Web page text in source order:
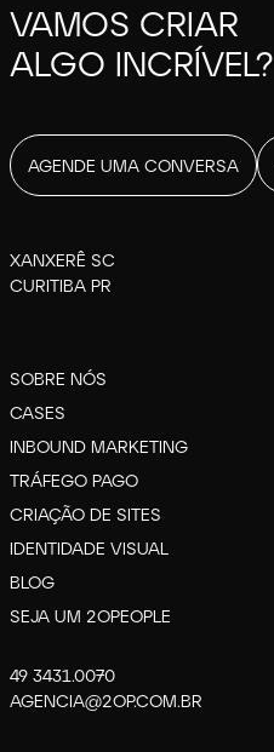
VAMOS CRIAR
ALGO INCRÍVEL?
AGENDE UMA CONVERSA
XANXERÊ SC
CURITIBA PR
SOBRE NÓS
CASES
INBOUND MARKETING
TRÁFEGO PAGO
CRIAÇÃO DE SITES
IDENTIDADE VISUAL
BLOG
SEJA UM 2OPEOPLE
49 3431.0070
AGENCIA@2OP.COM.BR